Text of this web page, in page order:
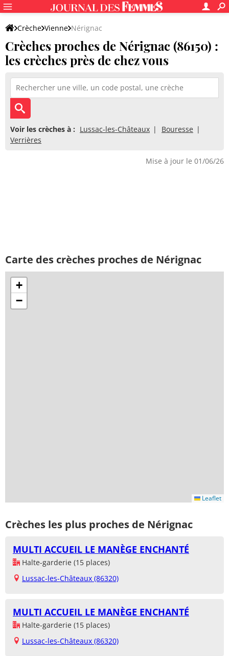
Crèche Vienne Nérignac
Crèches proches de Nérignac (86150) :
les crèches près de chez vous
Voir les crèches à : Lussac-les-Châteaux
Bouresse
Verrières
Mise à jour le 01/06/26
Carte des crèches proches de Nérignac
+
−
Leaflet
Crèches les plus proches de Nérignac
MULTI ACCUEIL LE MANÈGE ENCHANTÉ
Halte-garderie (15 places)
Lussac-les-Châteaux (86320)
MULTI ACCUEIL LE MANÈGE ENCHANTÉ
Halte-garderie (15 places)
Lussac-les-Châteaux (86320)